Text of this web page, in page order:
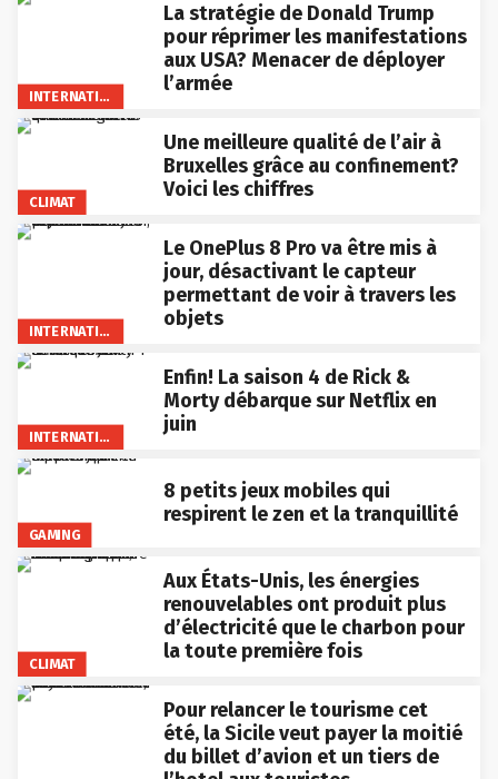
INTERNATIONAL
La stratégie de Donald Trump
pour réprimer les manifestations
aux USA? Menacer de déployer
l’armée
CLIMAT
Une meilleure qualité de l’air à
Bruxelles grâce au confinement?
Voici les chiffres
INTERNATIONAL
Le OnePlus 8 Pro va être mis à
jour, désactivant le capteur
permettant de voir à travers les
objets
INTERNATIONAL
Enfin! La saison 4 de Rick &
Morty débarque sur Netflix en
juin
GAMING
8 petits jeux mobiles qui
respirent le zen et la tranquillité
CLIMAT
Aux États-Unis, les énergies
renouvelables ont produit plus
d’électricité que le charbon pour
la toute première fois
Pour relancer le tourisme cet
été, la Sicile veut payer la moitié
du billet d’avion et un tiers de